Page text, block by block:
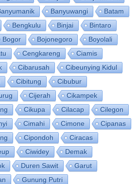
Banyuwangi
Batam
Bengkulu Binjai
Bintaro
Bogor Bojonegoro
Boyolali
Cengkareng
Ciamis
Cibarusah
Cibeunying Kidul
Cibitung
Cibubur
Cijerah
Cikampek
Cikupa Cilacap
Cilegon
Cimahi Cimone
Cipanas
Cipondoh
Ciracas
Ciwidey
Demak
Duren Sawit
Garut
Gunung Putri